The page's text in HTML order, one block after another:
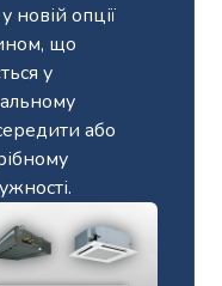
новій опції
що
у
або